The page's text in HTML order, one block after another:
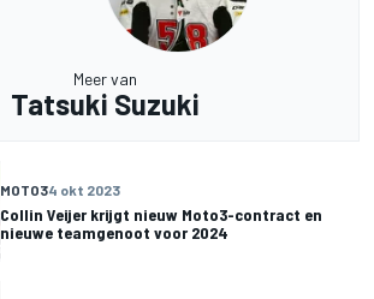
Meer van
Tatsuki Suzuki
MOTO34 okt 2023
Collin Veijer krijgt nieuw Moto3-contract en
nieuwe teamgenoot voor 2024